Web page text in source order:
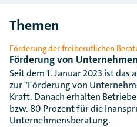
Themen
Förderung der freiberuflichen
Förderung von
Seit dem 1. Januar 2023 ist
zur "Förderung von
Kraft. Danach erhalten
bzw. 80 Prozent für die
Unternehmensberatung.